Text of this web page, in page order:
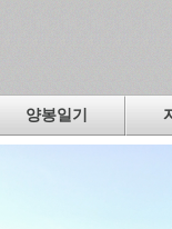
양봉일기